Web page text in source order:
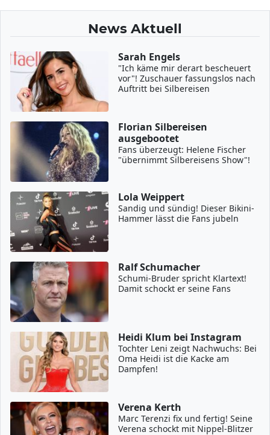
News Aktuell
Sarah Engels
"Ich käme mir derart bescheuert
vor"! Zuschauer fassungslos nach
Auftritt bei Silbereisen
Florian Silbereisen
ausgebootet
Fans überzeugt: Helene Fischer
"übernimmt Silbereisens Show"!
Lola Weippert
Sandig und sündig! Dieser Bikini-
Hammer lässt die Fans jubeln
Ralf Schumacher
Schumi-Bruder spricht Klartext!
Damit schockt er seine Fans
Heidi Klum bei Instagram
Tochter Leni zeigt Nachwuchs: Bei
Oma Heidi ist die Kacke am
Dampfen!
Verena Kerth
Marc Terenzi fix und fertig! Seine
Verena schockt mit Nippel-Blitzer